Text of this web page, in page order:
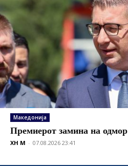
Македонија
Премиерот замина на одмор
XH M - 07.08.2026 23:41